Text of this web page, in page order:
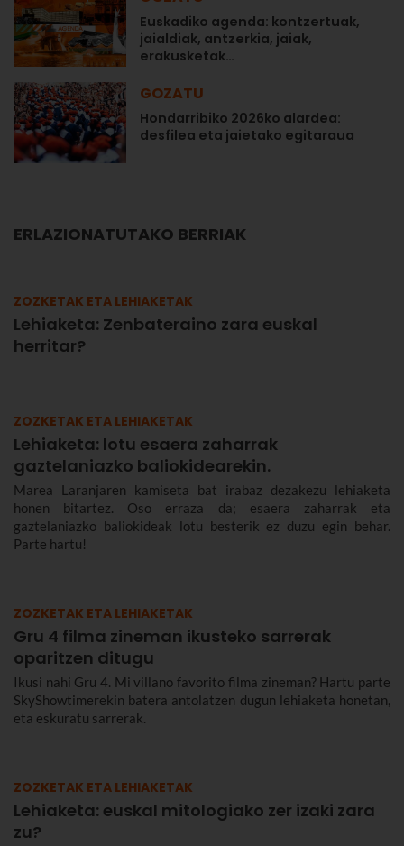
Euskadiko agenda: kontzertuak,
jaialdiak, antzerkia, jaiak,
erakusketak…
GOZATU
Hondarribiko 2026ko alardea:
desfilea eta jaietako egitaraua
ERLAZIONATUTAKO BERRIAK
ZOZKETAK ETA LEHIAKETAK
Lehiaketa: Zenbateraino zara euskal
herritar?
ZOZKETAK ETA LEHIAKETAK
Lehiaketa: lotu esaera zaharrak
gaztelaniazko baliokidearekin.
Marea Laranjaren kamiseta bat irabaz dezakezu lehiaketa
honen bitartez. Oso erraza da; esaera zaharrak eta
gaztelaniazko baliokideak lotu besterik ez duzu egin behar.
Parte hartu!
ZOZKETAK ETA LEHIAKETAK
Gru 4 filma zineman ikusteko sarrerak
oparitzen ditugu
Ikusi nahi Gru 4. Mi villano favorito filma zineman? Hartu parte
SkyShowtimerekin batera antolatzen dugun lehiaketa honetan,
eta eskuratu sarrerak.
ZOZKETAK ETA LEHIAKETAK
Lehiaketa: euskal mitologiako zer izaki zara
zu?